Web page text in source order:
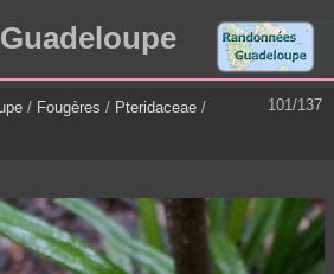
101/137
/ Fougères / Pteridaceae /